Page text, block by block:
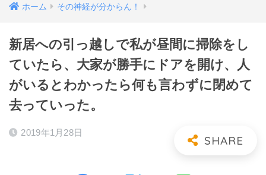
ホーム その神経が分からん！
新居への引っ越しで私が昼間に掃除をし
ていたら、大家が勝手にドアを開け、人
がいるとわかったら何も言わずに閉めて
去っていった。
2019年1月28日